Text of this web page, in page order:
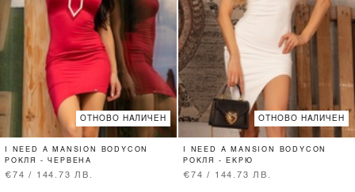
ОТНОВО НАЛИЧЕН
I NEED A MANSION BODYCON
РОКЛЯ - ЧЕРВЕНА
€74 / 144.73 ЛВ.
ОТНОВО НАЛИЧЕН
I NEED A MANSION BODYCON
РОКЛЯ - ЕКРЮ
€74 / 144.73 ЛВ.